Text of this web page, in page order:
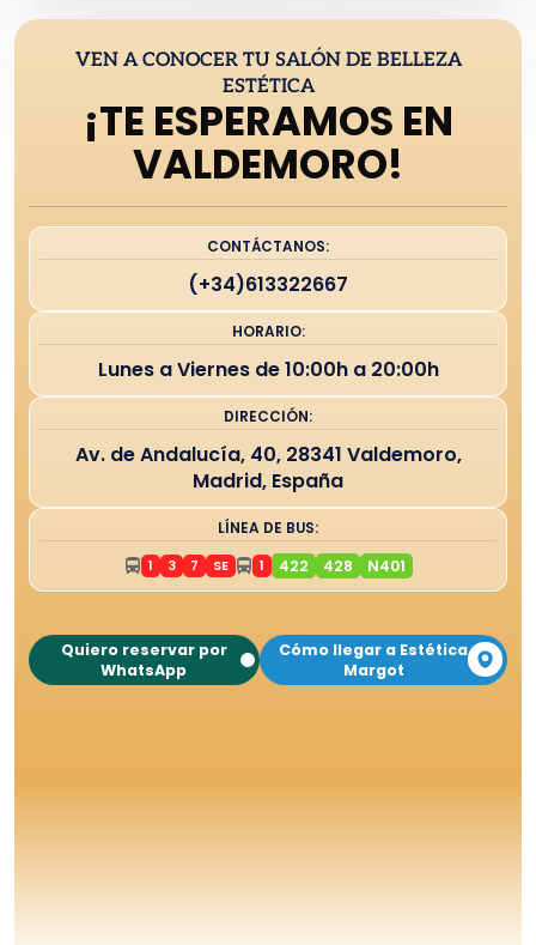
VEN A CONOCER TU SALÓN DE BELLEZA
ESTÉTICA
¡TE ESPERAMOS EN
VALDEMORO!
CONTÁCTANOS:
(+34)613322667
HORARIO:
Lunes a Viernes de 10:00h a 20:00h
DIRECCIÓN:
Av. de Andalucía, 40, 28341 Valdemoro,
Madrid, España
LÍNEA DE BUS:
1
3 7 SE 1 422 428 N401
Quiero reservar por
WhatsApp
Cómo llegar a Estética
Margot